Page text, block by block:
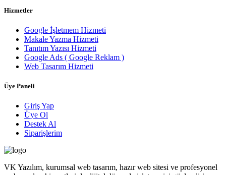
Hizmetler
Google İşletmem Hizmeti
Makale Yazma Hizmeti
Tanıtım Yazısı Hizmeti
Google Ads ( Google Reklam )
Web Tasarım Hizmeti
Üye Paneli
Giriş Yap
Üye Ol
Destek Al
Siparişlerim
VK Yazılım, kurumsal web tasarım, hazır web sitesi ve profesyonel